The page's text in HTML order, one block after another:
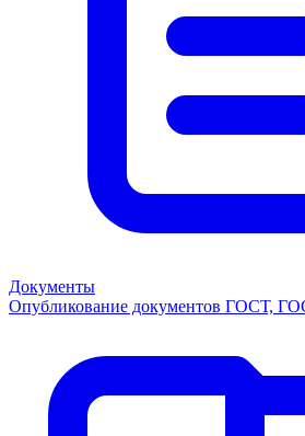
Документы
Опубликование документов ГОСТ,